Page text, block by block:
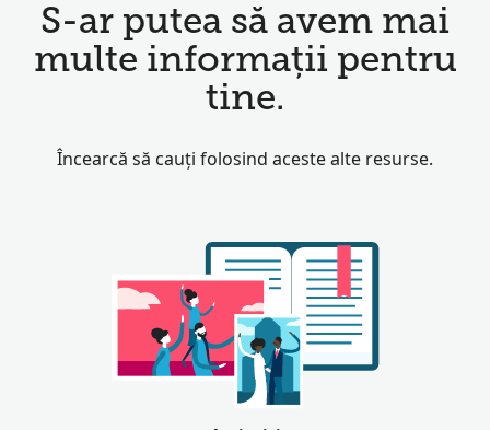
S-ar putea să avem mai
multe informații pentru
tine.
Încearcă să cauți folosind aceste alte resurse.